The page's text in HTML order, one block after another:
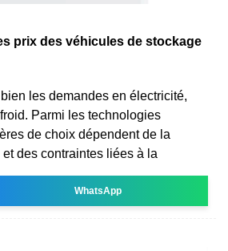
prix des véhicules de stockage
bien les demandes en électricité,
Parmi les technologies
de choix dépendent de la
des contraintes liées à la
WhatsApp